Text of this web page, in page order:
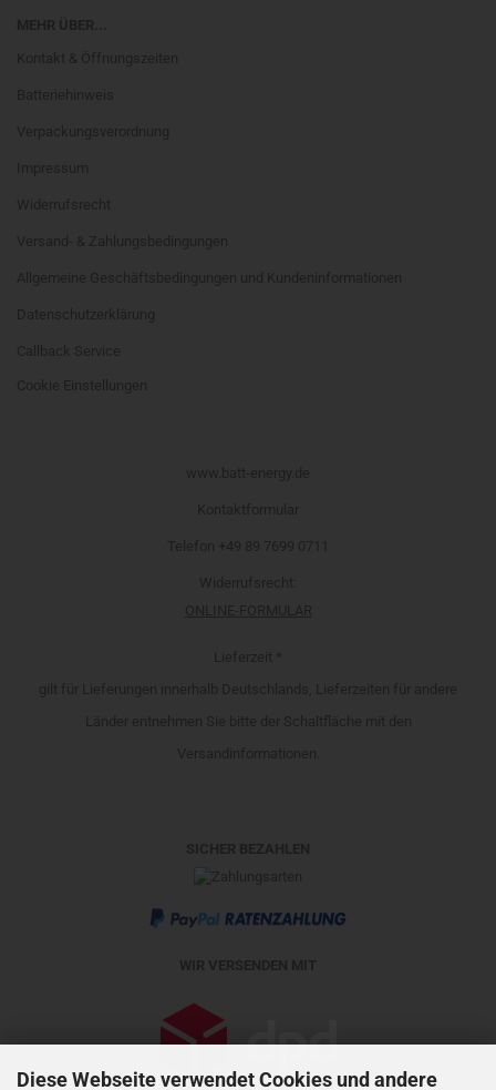
Diese Webseite verwendet Cookies und andere